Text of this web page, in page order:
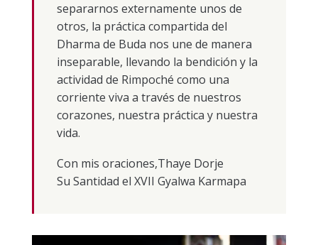
separarnos externamente unos de
otros, la práctica compartida del
Dharma de Buda nos une de manera
inseparable, llevando la bendición y la
actividad de Rimpoché como una
corriente viva a través de nuestros
corazones, nuestra práctica y nuestra
vida.
Con mis oraciones,Thaye Dorje
Su Santidad el XVII Gyalwa Karmapa